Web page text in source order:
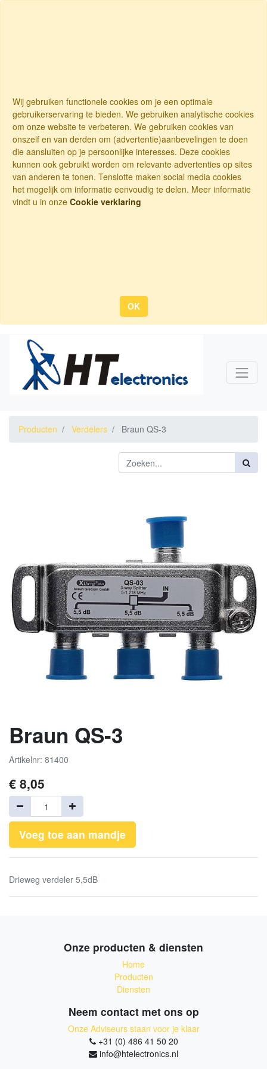
Wij gebruiken functionele cookies om je een optimale
gebruikerservaring te bieden. We gebruiken analytische cookies
om onze website te verbeteren. We gebruiken cookies van
onszelf en van derden om (advertentie)aanbevelingen te doen
die aansluiten op je persoonlijke interesses. Deze cookies
kunnen ook gebruikt worden om relevante advertenties op sites
van anderen te tonen. Tenslotte maken social media cookies
het mogelijk om informatie eenvoudig te delen. Meer informatie
vindt u in onze Cookie verklaring
OK
Producten Verdelers Braun QS-3
Braun QS-3
Artikelnr: 81400
€ 8,05
Voeg toe aan mandje
Drieweg verdeler 5,5dB
Onze producten & diensten
Home
Producten
Diensten
Neem contact met ons op
Onze Adviseurs staan voor je klaar
+31 (0) 486 41 50 20
info@htelectronics.nl